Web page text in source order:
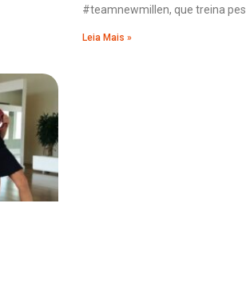
#teamnewmillen, que treina
Leia Mais »